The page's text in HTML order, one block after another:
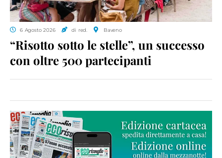
6 Agosto 2026 di red. Baveno
“Risotto sotto le stelle”, un successo
con oltre 500 partecipanti